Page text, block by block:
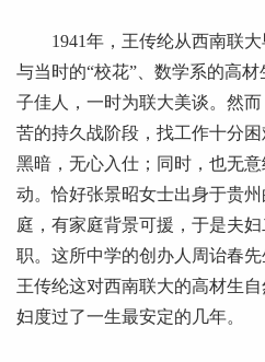
1941年，王传纶从西南联
与当时的“校花”、数学系的高
子佳人，一时为联大美谈。然
苦的持久战阶段，找工作十分
黑暗，无心入仕；同时，也无
动。恰好张景昭女士出身于贵
庭，有家庭背景可援，于是夫
职。这所中学的创办人周诒春
王传纶这对西南联大的高材生
妇度过了一生最安定的几年。